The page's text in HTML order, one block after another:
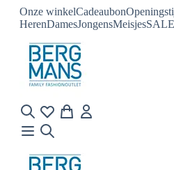
Onze winkelCadeaubon
HerenDamesJongensMeisjesSALE